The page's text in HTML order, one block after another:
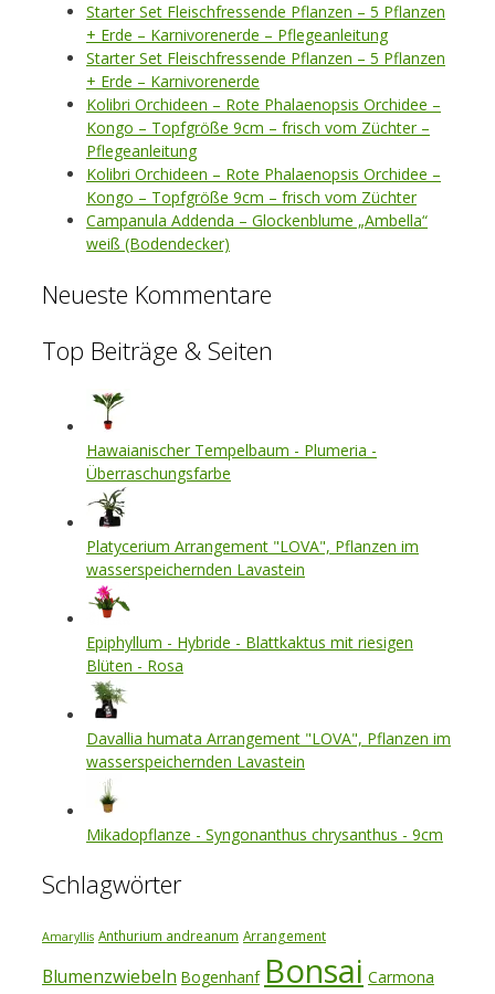
Starter Set Fleischfressende Pflanzen – 5 Pflanzen
+ Erde – Karnivorenerde – Pflegeanleitung
Starter Set Fleischfressende Pflanzen – 5 Pflanzen
+ Erde – Karnivorenerde
Kolibri Orchideen – Rote Phalaenopsis Orchidee –
Kongo – Topfgröße 9cm – frisch vom Züchter –
Pflegeanleitung
Kolibri Orchideen – Rote Phalaenopsis Orchidee –
Kongo – Topfgröße 9cm – frisch vom Züchter
Campanula Addenda – Glockenblume „Ambella“
weiß (Bodendecker)
Neueste Kommentare
Top Beiträge & Seiten
Hawaianischer Tempelbaum - Plumeria -
Überraschungsfarbe
Platycerium Arrangement "LOVA", Pflanzen im
wasserspeichernden Lavastein
Epiphyllum - Hybride - Blattkaktus mit riesigen
Blüten - Rosa
Davallia humata Arrangement "LOVA", Pflanzen im
wasserspeichernden Lavastein
Mikadopflanze - Syngonanthus chrysanthus - 9cm
Schlagwörter
Amaryllis Anthurium andreanum Arrangement
Blumenzwiebeln Bogenhanf Bonsai Carmona